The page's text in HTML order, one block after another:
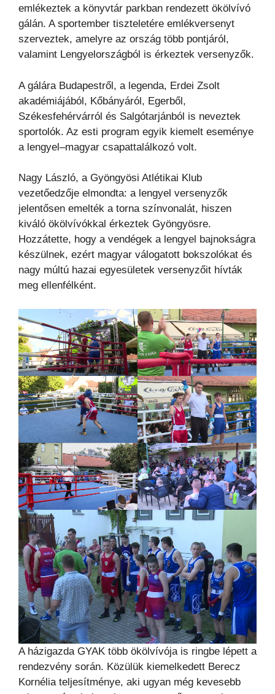
emlékeztek a könyvtár parkban rendezett ökölvívó
gálán. A sportember tiszteletére emlékversenyt
szerveztek, amelyre az ország több pontjáról,
valamint Lengyelországból is érkeztek versenyzők.
A gálára Budapestről, a legenda, Erdei Zsolt
akadémiájából, Kőbányáról, Egerből,
Székesfehérvárról és Salgótarjánból is neveztek
sportolók. Az esti program egyik kiemelt eseménye
a lengyel–magyar csapattalálkozó volt.
Nagy László, a Gyöngyösi Atlétikai Klub
vezetőedzője elmondta: a lengyel versenyzők
jelentősen emelték a torna színvonalát, hiszen
kiváló ökölvívókkal érkeztek Gyöngyösre.
Hozzátette, hogy a vendégek a lengyel bajnokságra
készülnek, ezért magyar válogatott bokszolókat és
nagy múltú hazai egyesületek versenyzőit hívták
meg ellenfélként.
A házigazda GYAK több ökölvívója is ringbe lépett a
rendezvény során. Közülük kiemelkedett Berecz
Kornélia teljesítménye, aki ugyan még kevesebb